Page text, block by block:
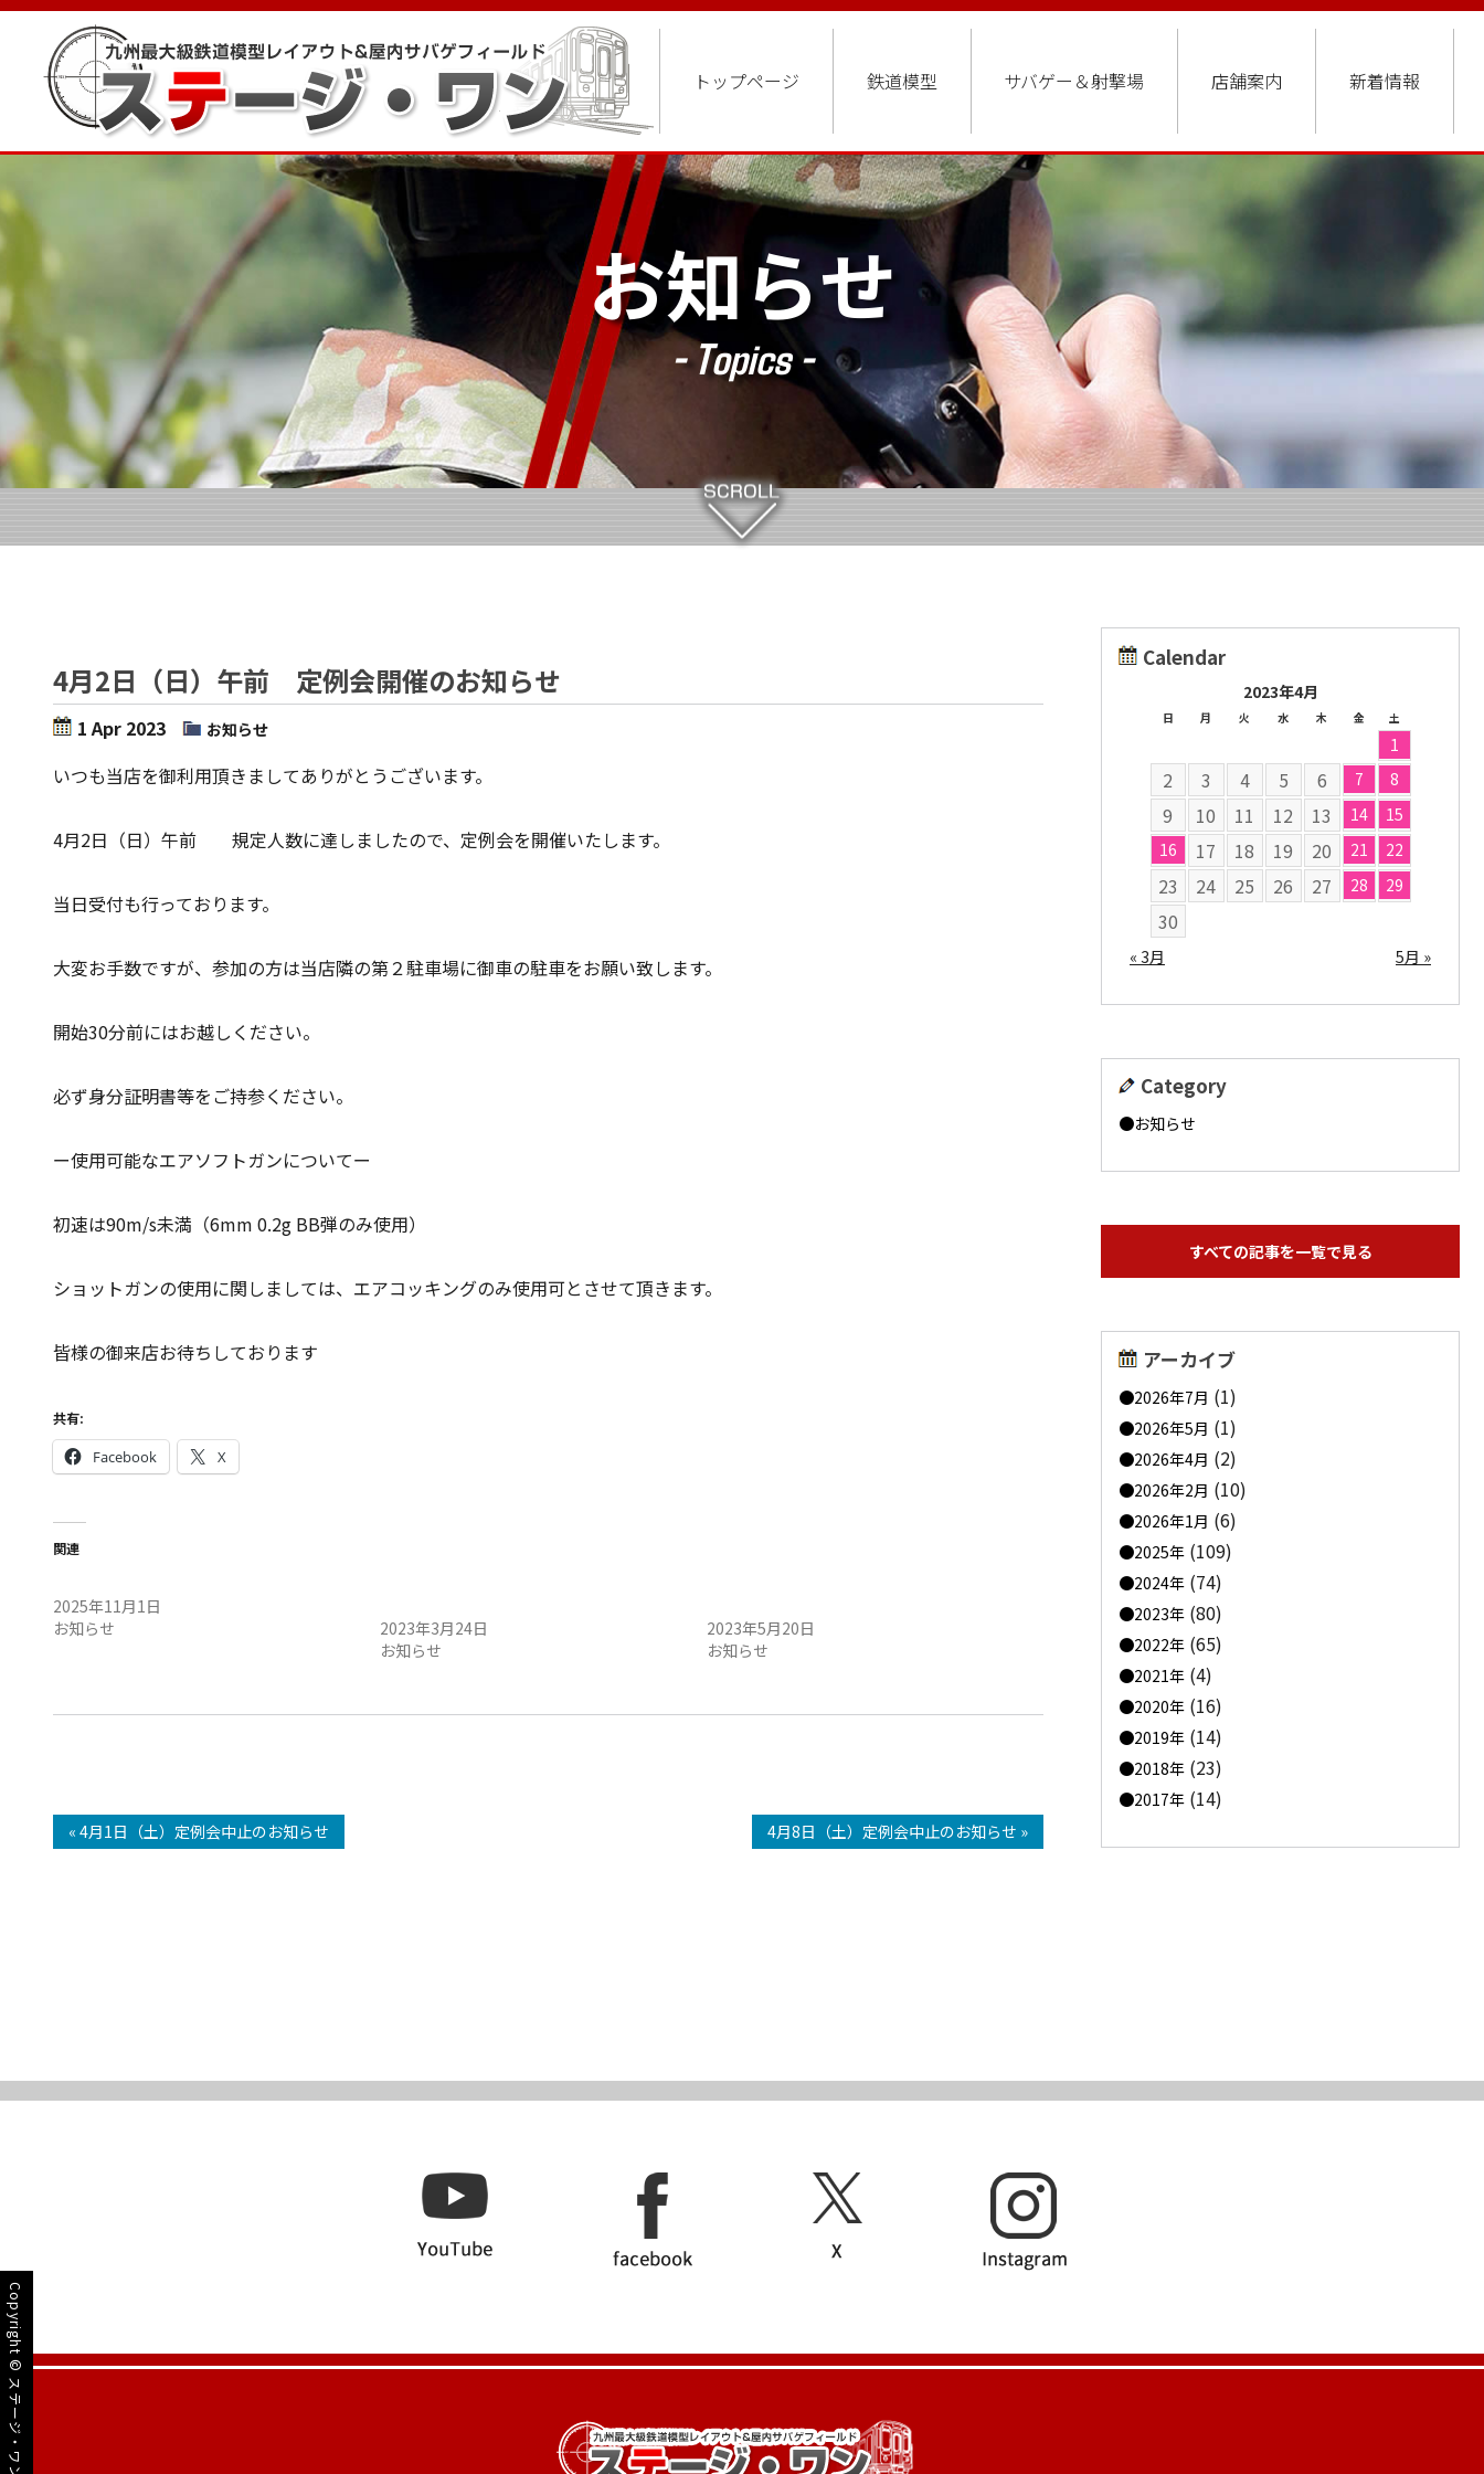
トップページ 鉄道模型 サバゲー＆射撃場 店舗案内 新着情報
お知らせ
- Topics -
4月2日（日）午前 定例会開催のお知らせ
1 Apr 2023 お知らせ
いつも当店を御利用頂きましてありがとうございます。
4月2日（日）午前 規定人数に達しましたので、定例会を開催いたします。
当日受付も行っております。
大変お手数ですが、参加の方は当店隣の第２駐車場に御車の駐車をお願い致します。
開始30分前にはお越しください。
必ず身分証明書等をご持参ください。
ー使用可能なエアソフトガンについてー
初速は90m/s未満（6mm 0.2g BB弾のみ使用）
ショットガンの使用に関しましては、エアコッキングのみ使用可とさせて頂きます。
皆様の御来店お待ちしております
共有:
Facebook X
関連
2025年11月1日
お知らせ
2023年3月24日
お知らせ
2023年5月20日
お知らせ
« 4月1日（土）定例会中止のお知らせ 4月8日（土）定例会中止のお知らせ »
Calendar
2023年4月
日 月 火 水 木 金 土
1
2 3 4 5 6 7 8
9 10 11 12 13 14
15
16
17 18 19 20 21 22
23 24 25 26 27 28 29
30
« 3月 5月 »
Category
お知らせ
すべての記事を一覧で見る
アーカイブ
2026年7月 (1)
2026年5月 (1)
2026年4月 (2)
2026年2月 (10)
2026年1月 (6)
2025年 (109)
2024年 (74)
2023年 (80)
2022年 (65)
2021年 (4)
2020年 (16)
2019年 (14)
2018年 (23)
2017年 (14)
Copyright ©
ステージ・ワン